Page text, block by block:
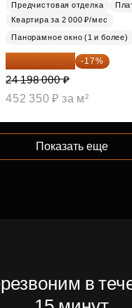
Предчистовая отделка
Квартира за 2 000 ₽/мес
Панорамное окно (1 и более)
20 084 340 ₽ -17%
24 198 000 ₽
452 350 ₽ за м²
Показать еще
в